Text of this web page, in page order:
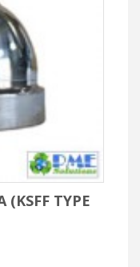
(KSFF TYPE